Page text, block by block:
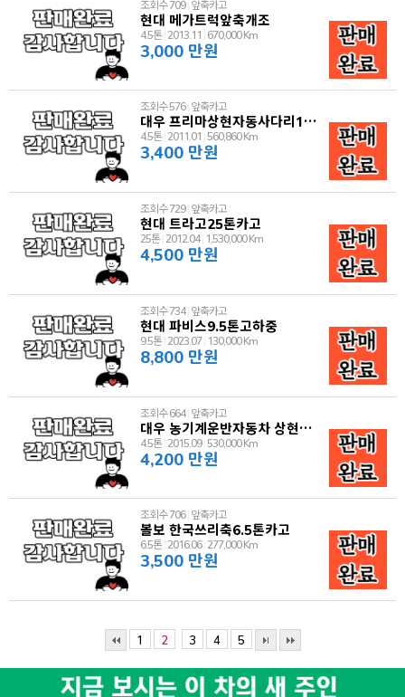
조회수 709 앞축카고
현대 메가트럭앞축개조
4.5톤 2013.11 670,000 Km
3,000 만원
조회수 576 앞축카고
대우 프리마상현자동사다리1112
4.5톤 2011.01 560,860 Km
3,400 만원
조회수 729 앞축카고
현대 트라고25톤카고
25톤 2012.04 1,530,000 Km
4,500 만원
조회수 734 앞축카고
현대 파비스9.5톤고하중
9.5톤 2023.07 130,000 Km
8,800 만원
조회수 664 앞축카고
대우 농기계운반자동차 상현모터스
4.5톤 2015.09 530,000 Km
4,200 만원
조회수 706 앞축카고
볼보 한국쓰리축6.5톤카고
6.5톤 2016.06 277,000 Km
3,500 만원
1 2 3 4 5